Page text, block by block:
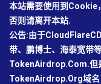
本站需要使用到Cookie
否则请离开本站.
公告:由于
带、鹏博士、海泰宽带
TokenAirdrop.Com.但
TokenAirdrop.Org域名